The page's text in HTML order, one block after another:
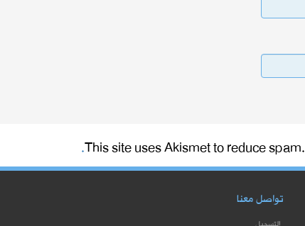
This site uses Akismet to reduce spam.
تواصل معنا